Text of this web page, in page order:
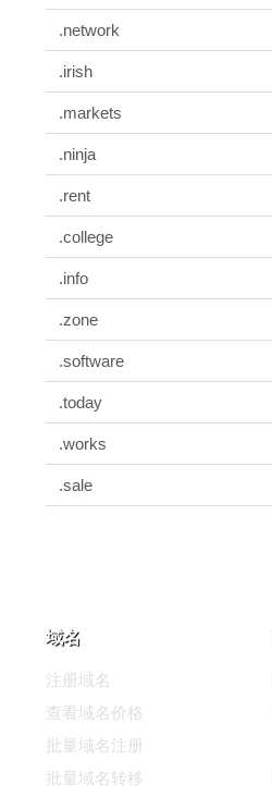
.network
.irish
.markets
.ninja
.rent
.college
.info
.zone
.software
.today
.works
.sale
域名
注册域名
查看域名价格
批量域名注册
批量域名转移